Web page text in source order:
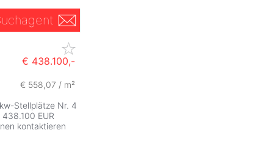
€ 438.100,-
€ 558,07 / m²
Stellplätze Nr. 4
EUR
kontaktieren